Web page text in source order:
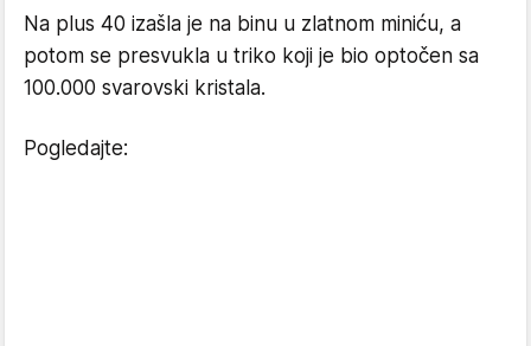
Na plus 40 izašla je na binu u zlatnom miniću, a
potom se presvukla u triko koji je bio optočen sa
100.000 svarovski kristala.
Pogledajte: